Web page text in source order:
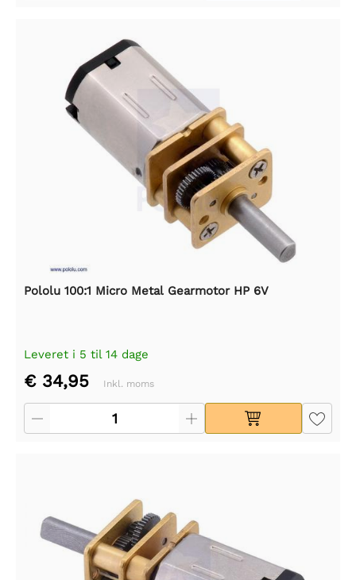
Pololu 100:1 Micro Metal Gearmotor HP 6V
Leveret i 5 til 14 dage
€ 34,95 Inkl. moms